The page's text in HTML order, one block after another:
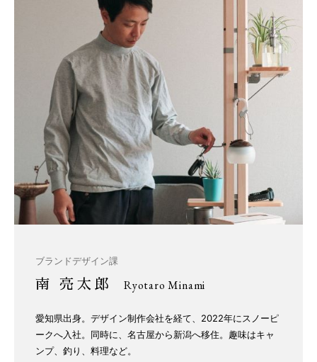
ブランドデザイン課
南 亮太郎 Ryotaro Minami
愛知県出身。デザイン制作会社を経て、2022年にスノーピ
ークへ入社。同時に、名古屋から新潟へ移住。趣味はキャ
ンプ、釣り、料理など。